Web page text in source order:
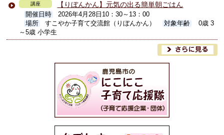
講座 【りぼんかん】元気の出る簡単朝ごはん
開催日時
2026年4月28日10：30～13：00
場所
すこやか子育て交流館（りぼんかん） 対象年齢
0歳 3
～5歳 小学生